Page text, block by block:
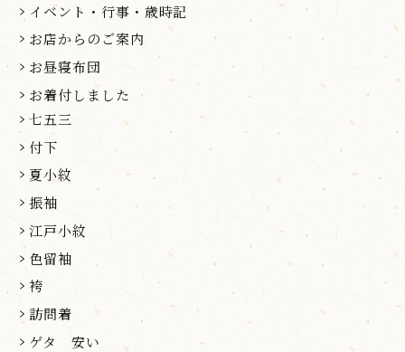
イベント・行事・歳時記
お店からのご案内
お昼寝布団
お着付しました
七五三
付下
夏小紋
振袖
江戸小紋
色留袖
袴
訪問着
ゲタ 安い